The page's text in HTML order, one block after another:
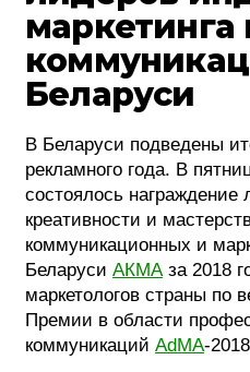
маркетинга
Беларуси
В Беларуси подведены
рекламного года. В
состоялось награждение
креативности и
коммуникационных и
Беларуси АКМАза 2018
маркетологов страны по
Премии в области
коммуникаций AdMA-